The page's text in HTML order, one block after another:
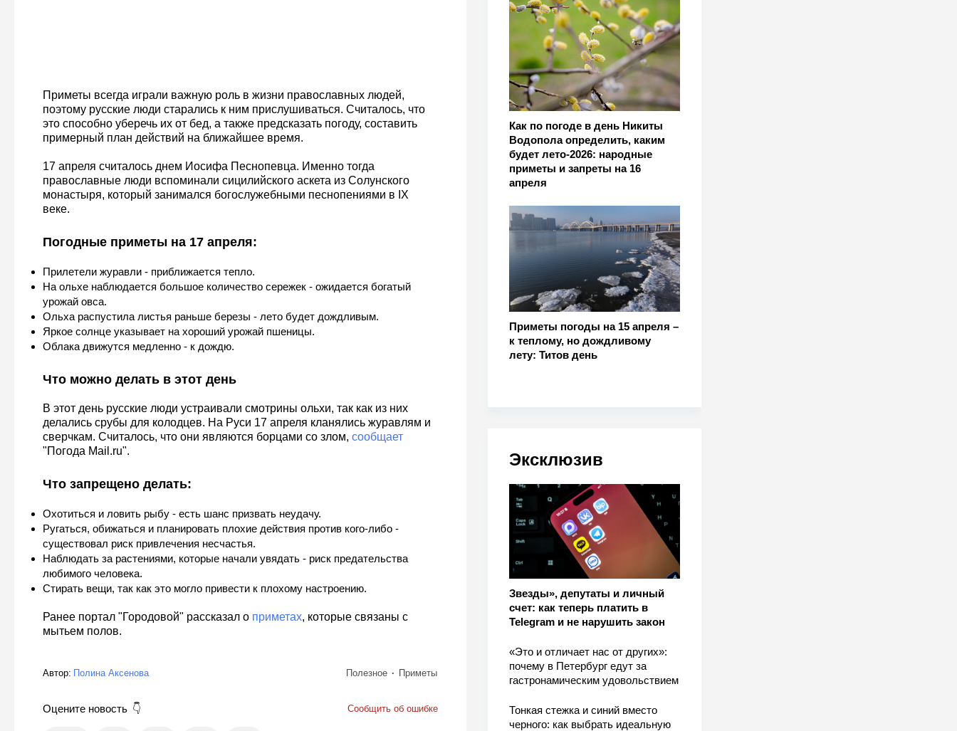
Как по погоде в день Никиты
Водопола определить, каким
будет лето-2026: народные
приметы и запреты на 16
апреля
Приметы погоды на 15 апреля –
к теплому, но дождливому
лету: Титов день
Эксклюзив
Звезды», депутаты и личный
счет: как теперь платить в
Telegram и не нарушить закон
«Это и отличает нас от других»:
почему в Петербург едут за
гастронамическим удовольствием
Тонкая стежка и синий вместо
черного: как выбрать идеальную
Приметы всегда играли важную роль в жизни православных людей,
поэтому русские люди старались к ним прислушиваться. Считалось, что
это способно уберечь их от бед, а также предсказать погоду, составить
примерный план действий на ближайшее время.
17 апреля считалось днем Иосифа Песнопевца. Именно тогда
православные люди вспоминали сицилийского аскета из Солунского
монастыря, который занимался богослужебными песнопениями в IX
веке.
Погодные приметы на 17 апреля:
Прилетели журавли - приближается тепло.
На ольхе наблюдается большое количество сережек - ожидается богатый
урожай овса.
Ольха распустила листья раньше березы - лето будет дождливым.
Яркое солнце указывает на хороший урожай пшеницы.
Облака движутся медленно - к дождю.
Что можно делать в этот день
В этот день русские люди устраивали смотрины ольхи, так как из них
делались срубы для колодцев. На Руси 17 апреля кланялись журавлям и
сверчкам. Считалось, что они являются борцами со злом, сообщает
"Погода Mail.ru".
Что запрещено делать:
Охотиться и ловить рыбу - есть шанс призвать неудачу.
Ругаться, обижаться и планировать плохие действия против кого-либо -
существовал риск привлечения несчастья.
Наблюдать за растениями, которые начали увядать - риск предательства
любимого человека.
Стирать вещи, так как это могло привести к плохому настроению.
Ранее портал "Городовой" рассказал о приметах, которые связаны с
мытьем полов.
Автор: Полина Аксенова Полезное Приметы
Оцените новость Сообщить об ошибке